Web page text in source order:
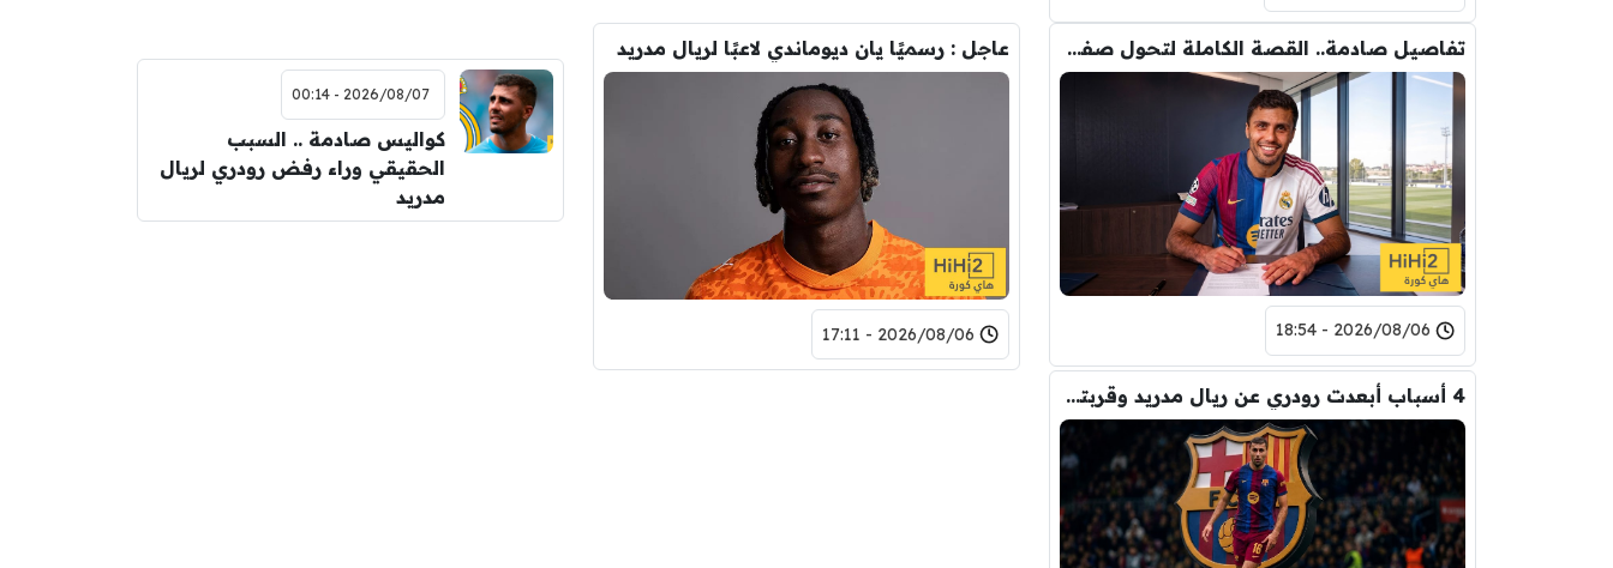
تفاصيل صادمة.. القصة الكاملة لتحول صفقة رودري من ريال مدريد الى برشلونة
2026/08/06 - 18:54
عاجل : رسميًا يان ديوماندي لاعبًا لريال مدريد
2026/08/06 - 17:11
4 أسباب أبعدت رودري عن ريال مدريد وقربته من برشلونة
2026/08/07 - 00:14
كواليس صادمة .. السبب
الحقيقي وراء رفض رودري لريال
مدريد